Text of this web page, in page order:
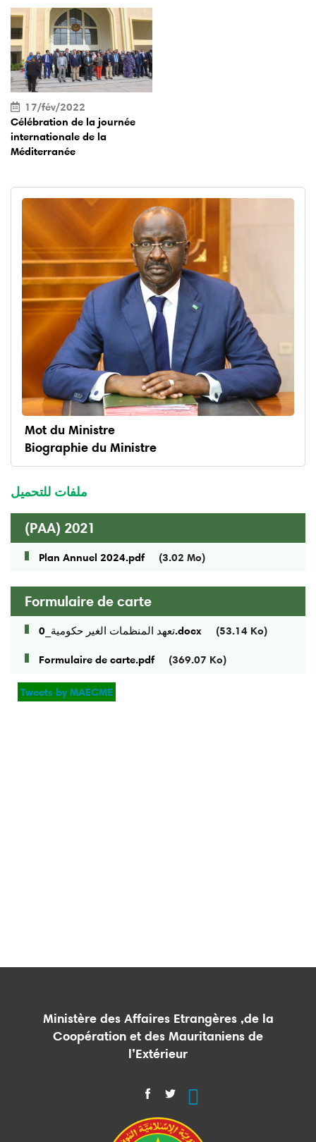
menu
ministre
Mot du Ministre
Biographie du Ministre
ملفات للتحميل
(PAA) 2021
Plan Annuel 2024.pdf (3.02 Mo)
Formulaire de carte
تعهد المنظمات الغير حكومية_0.docx (53.14 Ko)
Formulaire de carte.pdf (369.07 Ko)
Tweets by MAECME
17/fév/2022
Célébration de la journée
internationale de la
Méditerranée
Ministère des Affaires Etrangères ,de la
Coopération et des Mauritaniens de
l’Extérieur